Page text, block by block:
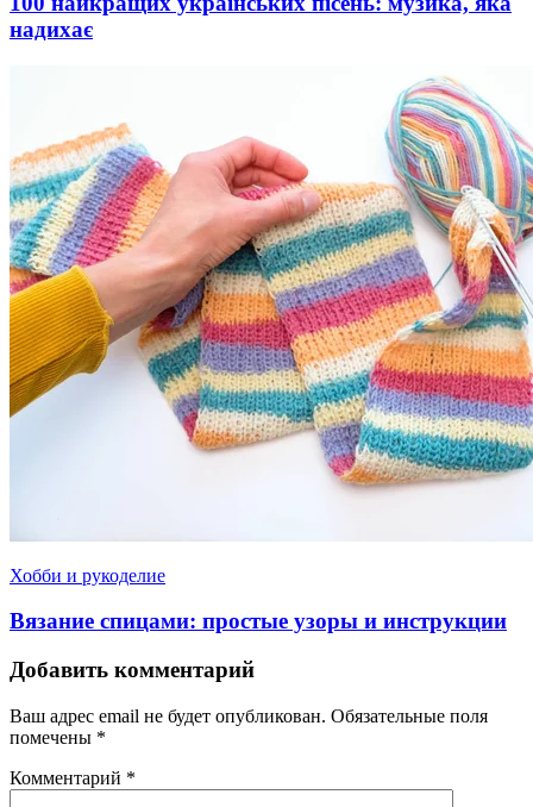
надихає
Хобби и рукоделие
Вязание спицами: простые узоры и инструкции
Добавить комментарий
Ваш адрес email не будет опубликован. Обязательные поля
помечены *
Комментарий *